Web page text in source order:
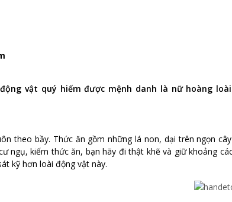
vật quý hiếm được mệnh danh là nữ hoàng
theo bầy. Thức ăn gồm những lá non, dại trên ngọn
ngụ, kiếm thức ăn, bạn hãy đi thật khẽ và giữ khoảng
kỹ hơn loài động vật này.